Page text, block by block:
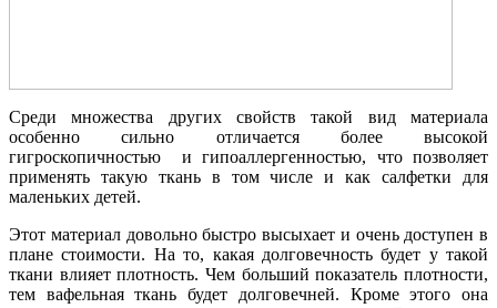
Среди множества других свойств такой вид материала
особенно сильно отличается более высокой
гигроскопичностью и гипоаллергенностью, что позволяет
применять такую ткань в том числе и как салфетки для
маленьких детей.
Этот материал довольно быстро высыхает и очень доступен в
плане стоимости. На то, какая долговечность будет у такой
ткани влияет плотность. Чем больший показатель плотности,
тем вафельная ткань будет долговечней. Кроме этого она